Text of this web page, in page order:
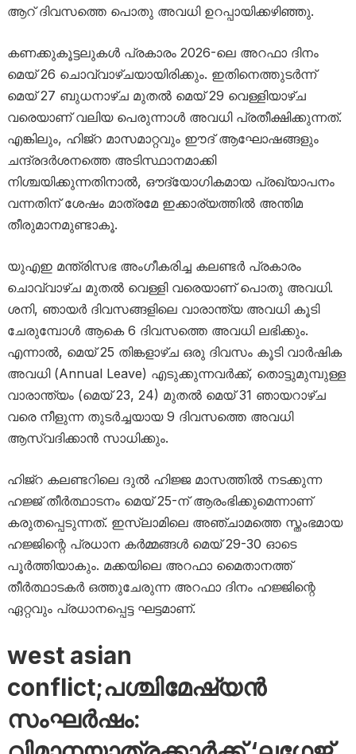
ആറ് ദിവസത്തെ പൊതു അവധി ഉറപ്പായിക്കഴിഞ്ഞു.
കണക്കുകൂട്ടലുകൾ പ്രകാരം 2026-ലെ അറഫാ ദിനം
മെയ് 26 ചൊവ്വാഴ്ചയായിരിക്കും. ഇതിനെത്തുടർന്ന്
മെയ് 27 ബുധനാഴ്ച മുതൽ മെയ് 29 വെള്ളിയാഴ്ച
വരെയാണ് വലിയ പെരുന്നാൾ അവധി പ്രതീക്ഷിക്കുന്നത്.
എങ്കിലും, ഹിജ്റ മാസമാറ്റവും ഈദ് ആഘോഷങ്ങളും
ചന്ദ്രദർശനത്തെ അടിസ്ഥാനമാക്കി
നിശ്ചയിക്കുന്നതിനാൽ, ഔദ്യോഗികമായ പ്രഖ്യാപനം
വന്നതിന് ശേഷം മാത്രമേ ഇക്കാര്യത്തിൽ അന്തിമ
തീരുമാനമുണ്ടാകൂ.
യുഎഇ മന്ത്രിസഭ അംഗീകരിച്ച കലണ്ടർ പ്രകാരം
ചൊവ്വാഴ്ച മുതൽ വെള്ളി വരെയാണ് പൊതു അവധി.
ശനി, ഞായർ ദിവസങ്ങളിലെ വാരാന്ത്യ അവധി കൂടി
ചേരുമ്പോൾ ആകെ 6 ദിവസത്തെ അവധി ലഭിക്കും.
എന്നാൽ, മെയ് 25 തിങ്കളാഴ്ച ഒരു ദിവസം കൂടി വാർഷിക
അവധി (Annual Leave) എടുക്കുന്നവർക്ക്, തൊട്ടുമുമ്പുള്ള
വാരാന്ത്യം (മെയ് 23, 24) മുതൽ മെയ് 31 ഞായറാഴ്ച
വരെ നീളുന്ന തുടർച്ചയായ 9 ദിവസത്തെ അവധി
ആസ്വദിക്കാൻ സാധിക്കും.
ഹിജ്റ കലണ്ടറിലെ ദുൽ ഹിജ്ജ മാസത്തിൽ നടക്കുന്ന
ഹജ്ജ് തീർത്ഥാടനം മെയ് 25-ന് ആരംഭിക്കുമെന്നാണ്
കരുതപ്പെടുന്നത്. ഇസ്ലാമിലെ അഞ്ചാമത്തെ സ്തംഭമായ
ഹജ്ജിന്റെ പ്രധാന കർമ്മങ്ങൾ മെയ് 29-30 ഓടെ
പൂർത്തിയാകും. മക്കയിലെ അറഫാ മൈതാനത്ത്
തീർത്ഥാടകർ ഒത്തുചേരുന്ന അറഫാ ദിനം ഹജ്ജിന്റെ
ഏറ്റവും പ്രധാനപ്പെട്ട ഘട്ടമാണ്.
west asian
conflict;പശ്ചിമേഷ്യൻ
സംഘർഷം: